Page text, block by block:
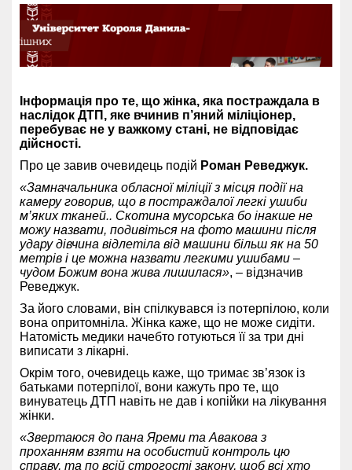
Інформація про те, що жінка, яка постраждала в
наслідок ДТП, яке вчинив п’яний міліціонер,
перебуває не у важкому стані, не відповідає
дійсності.
Про це завив очевидець подій Роман Реведжук.
«Замначальника обласної міліції з місця події на
камеру говорив, що в постраждалої легкі ушиби
м’яких тканей.. Скотина мусорська бо інакше не
можу назвати, подивіться на фото машини після
удару дівчина відлетіла від машини більш як на 50
метрів і це можна назвати легкими ушибами –
чудом Божим вона жива лишилася», – відзначив
Реведжук.
За його словами, він спілкувався із потерпілою, коли
вона опритомніла. Жінка каже, що не може сидіти.
Натомість медики начебто готуються її за три дні
виписати з лікарні.
Окрім того, очевидець каже, що тримає зв’язок із
батьками потерпілої, вони кажуть про те, що
винуватець ДТП навіть не дав і копійки на лікування
жінки.
«Звертаюся до пана Яреми та Авакова з
проханням взяти на особистий контроль цю
справу, та по всій строгості закону, щоб всі хто